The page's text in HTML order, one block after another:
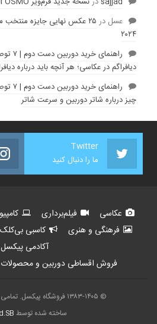
عسل در
۲۵ عکس نهایی جایزه
۲۰۲۴
راهنمای خرید دوربین دست دوم | ۷ توصیه مهم - مجله پیکسل
دیافراگم در عکاسی؛ هر آنچه باید درباره
راهنمای خرید دوربین دست دوم | ۷ توصیه مهم - مجله پیکسل
چیز درباره شاتر دوربین و سرعت شاتر
Twitter
ما را دنبال کنید
عکاسی فیلم‌برداری
فرهنگی و هنری
کاسبی بی‌کلک
آکادمی پیکسل
فروش اقساطی دوربین و محصولات
© ۱۳۸۳-۱۴۰۵ فروشگاه پیکسل. تمامی حقوق محفوظ است.
ساخته شده توسط